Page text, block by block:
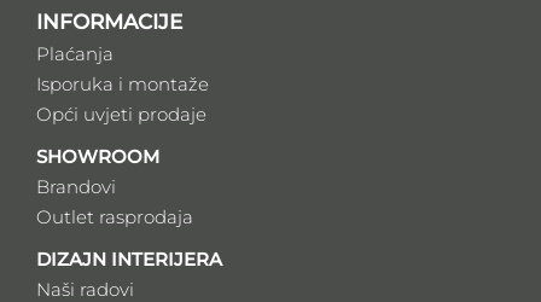
INFORMACIJE
Plaćanja
Isporuka i montaže
Opći uvjeti prodaje
SHOWROOM
Brandovi
Outlet rasprodaja
DIZAJN INTERIJERA
Naši radovi